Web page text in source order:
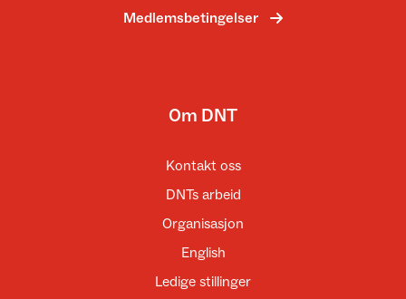
Medlemsbetingelser
Om DNT
Kontakt oss
DNTs arbeid
Organisasjon
English
Ledige stillinger